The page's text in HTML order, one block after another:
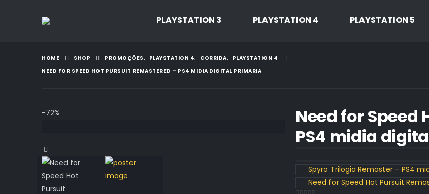
PLAYSTATION 3 PLAYSTATION 4 PLAYSTATION 5
HOME SHOP PROMOÇÕES, PLAYSTATION 4, CORRIDA, PLAYSTATION 4
NEED FOR SPEED HOT PURSUIT REMASTERED – PS4 MIDIA DIGITAL PRIMARIA
-72%
Need for Speed
PS4 midia
Spyro Trilogia Remaster – PS4
Need for Speed Hot Pursuit